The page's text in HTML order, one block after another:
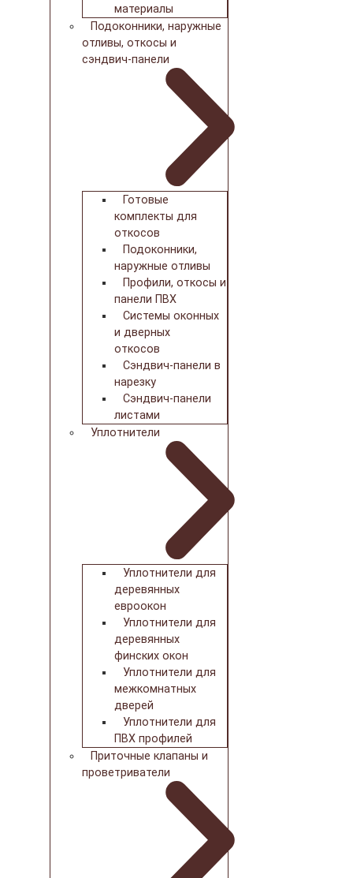
материалы
Подоконники, наружные
отливы, откосы и
сэндвич-панели
Готовые
комплекты для
откосов
Подоконники,
наружные отливы
Профили, откосы и
панели ПВХ
Системы оконных
и дверных
откосов
Сэндвич-панели в
нарезку
Сэндвич-панели
листами
Уплотнители
Уплотнители для
деревянных
евроокон
Уплотнители для
деревянных
финских окон
Уплотнители для
межкомнатных
дверей
Уплотнители для
ПВХ профилей
Приточные клапаны и
проветриватели